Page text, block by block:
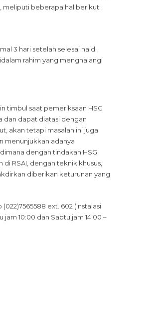
meliputi beberapa hal berikut:
3 hari setelah selesai haid.
rahim yang menghalangi
timbul saat pemeriksaan HSG
dan dapat diatasi dengan
akan tetapi masalah ini juga
menunjukkan adanya
dengan tindakan HSG
RSAI, dengan teknik khusus,
diberikan keturunan yang
ext. 602 (Instalasi
10:00 dan Sabtu jam 14:00 –